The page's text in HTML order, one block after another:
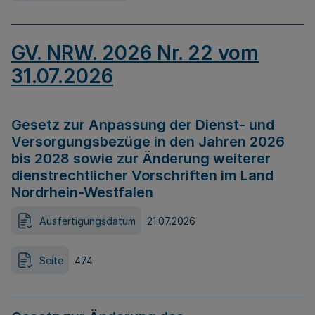
GV. NRW. 2026 Nr. 22 vom
31.07.2026
Gesetz zur Anpassung der Dienst- und
Versorgungsbezüge in den Jahren 2026
bis 2028 sowie zur Änderung weiterer
dienstrechtlicher Vorschriften im Land
Nordrhein-Westfalen
Ausfertigungsdatum 21.07.2026
Seite 474